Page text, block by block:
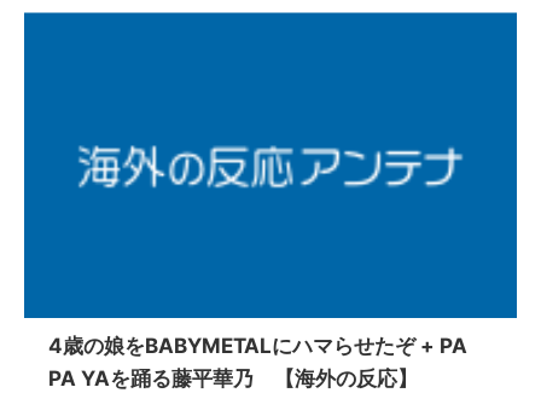
4歳の娘をBABYMETALにハマらせたぞ + PA
PA YAを踊る藤平華乃 【海外の反応】